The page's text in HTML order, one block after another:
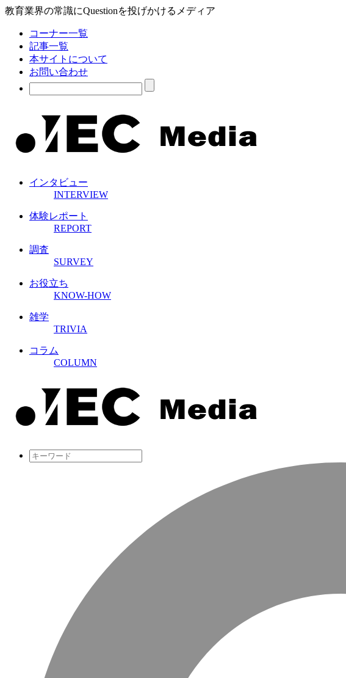
教育業界の常識にQuestionを投げかけるメディア
コーナー一覧
記事一覧
本サイトについて
お問い合わせ
インタビュー
INTERVIEW
体験レポート
REPORT
調査
SURVEY
お役立ち
KNOW-HOW
雑学
TRIVIA
コラム
COLUMN